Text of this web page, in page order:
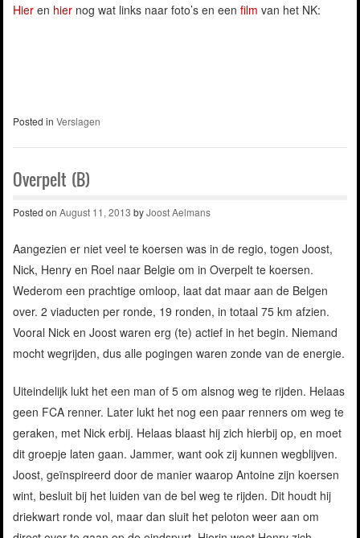
Hier en hier nog wat links naar foto’s en een film van het NK:
Posted in Verslagen
Overpelt (B)
Posted on August 11, 2013 byJoost Aelmans
Aangezien er niet veel te koersen was in de regio, togen Joost,
Nick, Henry en Roel naar Belgie om in Overpelt te koersen.
Wederom een prachtige omloop, laat dat maar aan de Belgen
over. 2 viaducten per ronde, 19 ronden, in totaal 75 km afzien.
Vooral Nick en Joost waren erg (te) actief in het begin. Niemand
mocht wegrijden, dus alle pogingen waren zonde van de energie.
Uiteindelijk lukt het een man of 5 om alsnog weg te rijden. Helaas
geen FCA renner. Later lukt het nog een paar renners om weg te
geraken, met Nick erbij. Helaas blaast hij zich hierbij op, en moet
dit groepje laten gaan. Jammer, want ook zij kunnen wegblijven.
Joost, geïnspireerd door de manier waarop Antoine zijn koersen
wint, besluit bij het luiden van de bel weg te rijden. Dit houdt hij
driekwart ronde vol, maar dan sluit het peloton weer aan om